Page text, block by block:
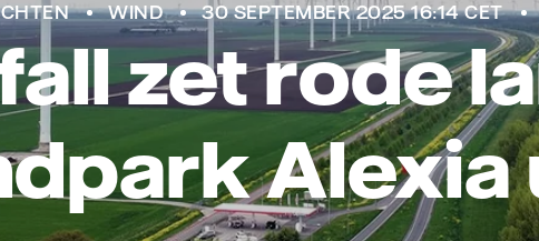
WIND 30 SEPTEMBER 2025 16:14 CET
zet rode
Alexia